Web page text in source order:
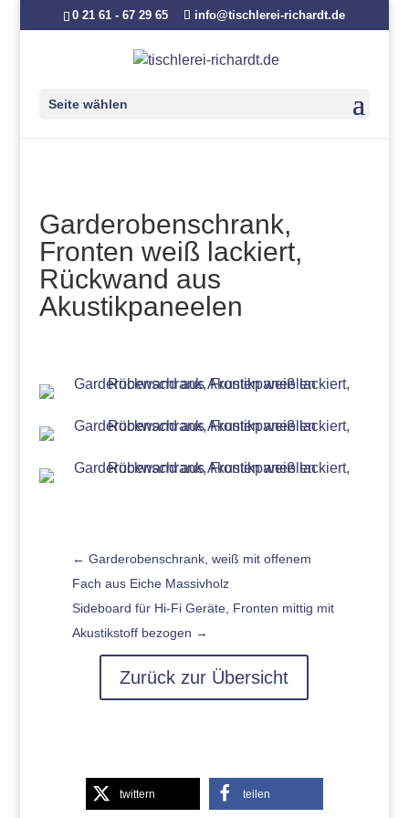
0 21 61 - 67 29 65 info@tischlerei-richardt.de
Seite wählen
Garderobenschrank,
Fronten weiß lackiert,
Rückwand aus
Akustikpaneelen
← Garderobenschrank, weiß mit offenem
Fach aus Eiche Massivholz
Sideboard für Hi-Fi Geräte, Fronten mittig mit
Akustikstoff bezogen →
Zurück zur Übersicht
twittern teilen